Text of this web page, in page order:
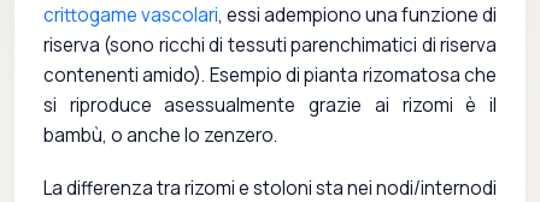
crittogame vascolari, essi adempiono una funzione di
riserva (sono ricchi di tessuti parenchimatici di riserva
contenenti amido). Esempio di pianta rizomatosa che
si riproduce asessualmente grazie ai rizomi è il
bambù, o anche lo zenzero.
La differenza tra rizomi e stoloni sta nei nodi/internodi